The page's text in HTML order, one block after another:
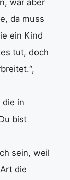
da muss
ein Kind
tut, doch
die in
bist
sein, weil
die